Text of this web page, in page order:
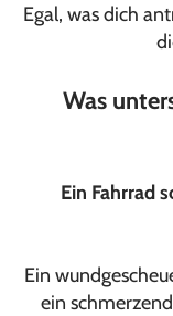
Egal, was dich
Was
Ein Fahrrad
Ein
ein